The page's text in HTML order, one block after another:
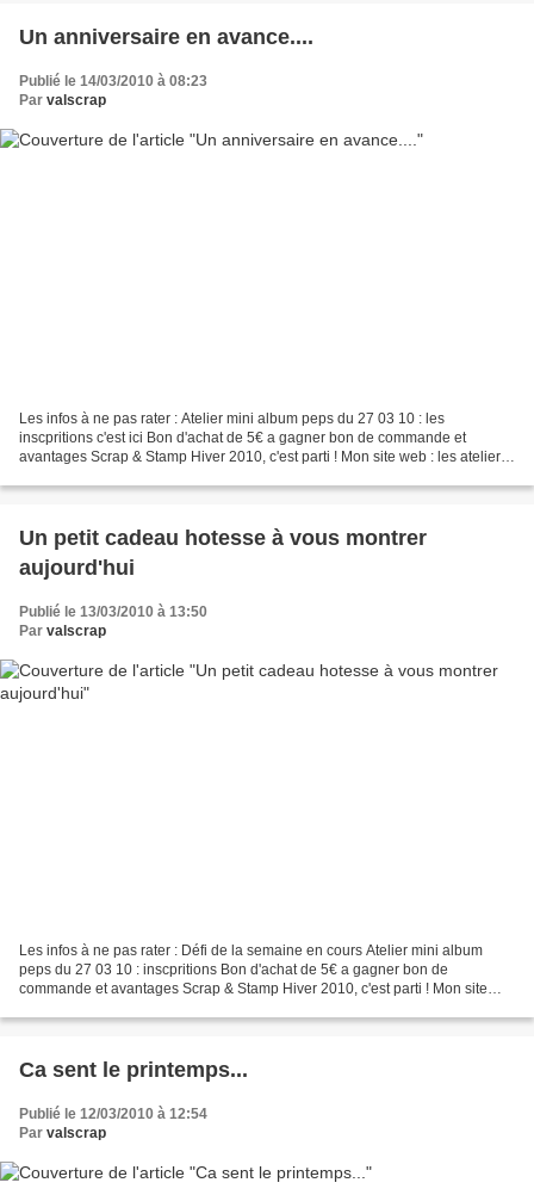
Un anniversaire en avance....
Publié le 14/03/2010 à 08:23
Par valscrap
Les infos à ne pas rater : Atelier mini album peps du 27 03 10 : les
inscpritions c'est ici Bon d'achat de 5€ a gagner bon de commande et
avantages Scrap & Stamp Hiver 2010, c'est parti ! Mon site web : les ateliers
Un petit cadeau hotesse à vous montrer
aujourd'hui
Publié le 13/03/2010 à 13:50
Par valscrap
Les infos à ne pas rater : Défi de la semaine en cours Atelier mini album
peps du 27 03 10 : inscpritions Bon d'achat de 5€ a gagner bon de
commande et avantages Scrap & Stamp Hiver 2010, c'est parti ! Mon site
Ca sent le printemps...
Publié le 12/03/2010 à 12:54
Par valscrap